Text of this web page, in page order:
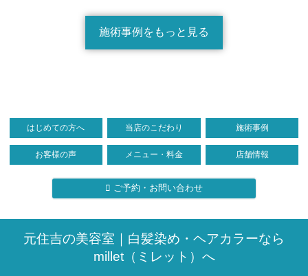
施術事例をもっと見る
はじめての方へ 当店のこだわり 施術事例
お客様の声 メニュー・料金 店舗情報
ご予約・お問い合わせ
元住吉の美容室｜白髪染め・ヘアカラーなら
millet（ミレット）へ